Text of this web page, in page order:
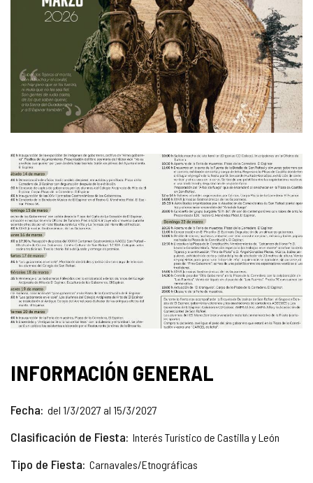
IMÁGENES
INFORMACIÓN GENERAL
Fecha del 1/3/2027 al 15/3/2027
Clasificación de Fiesta Interés Turístico de Castilla y León
Tipo de Fiesta Carnavales/Etnográficas